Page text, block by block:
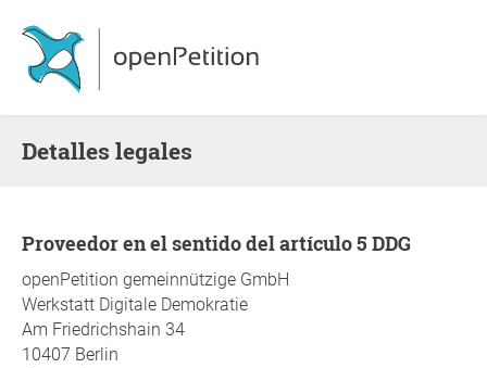
Detalles legales
Proveedor en el sentido del artículo 5 DDG
openPetition gemeinnützige GmbH
Werkstatt Digitale Demokratie
Am Friedrichshain 34
10407 Berlin